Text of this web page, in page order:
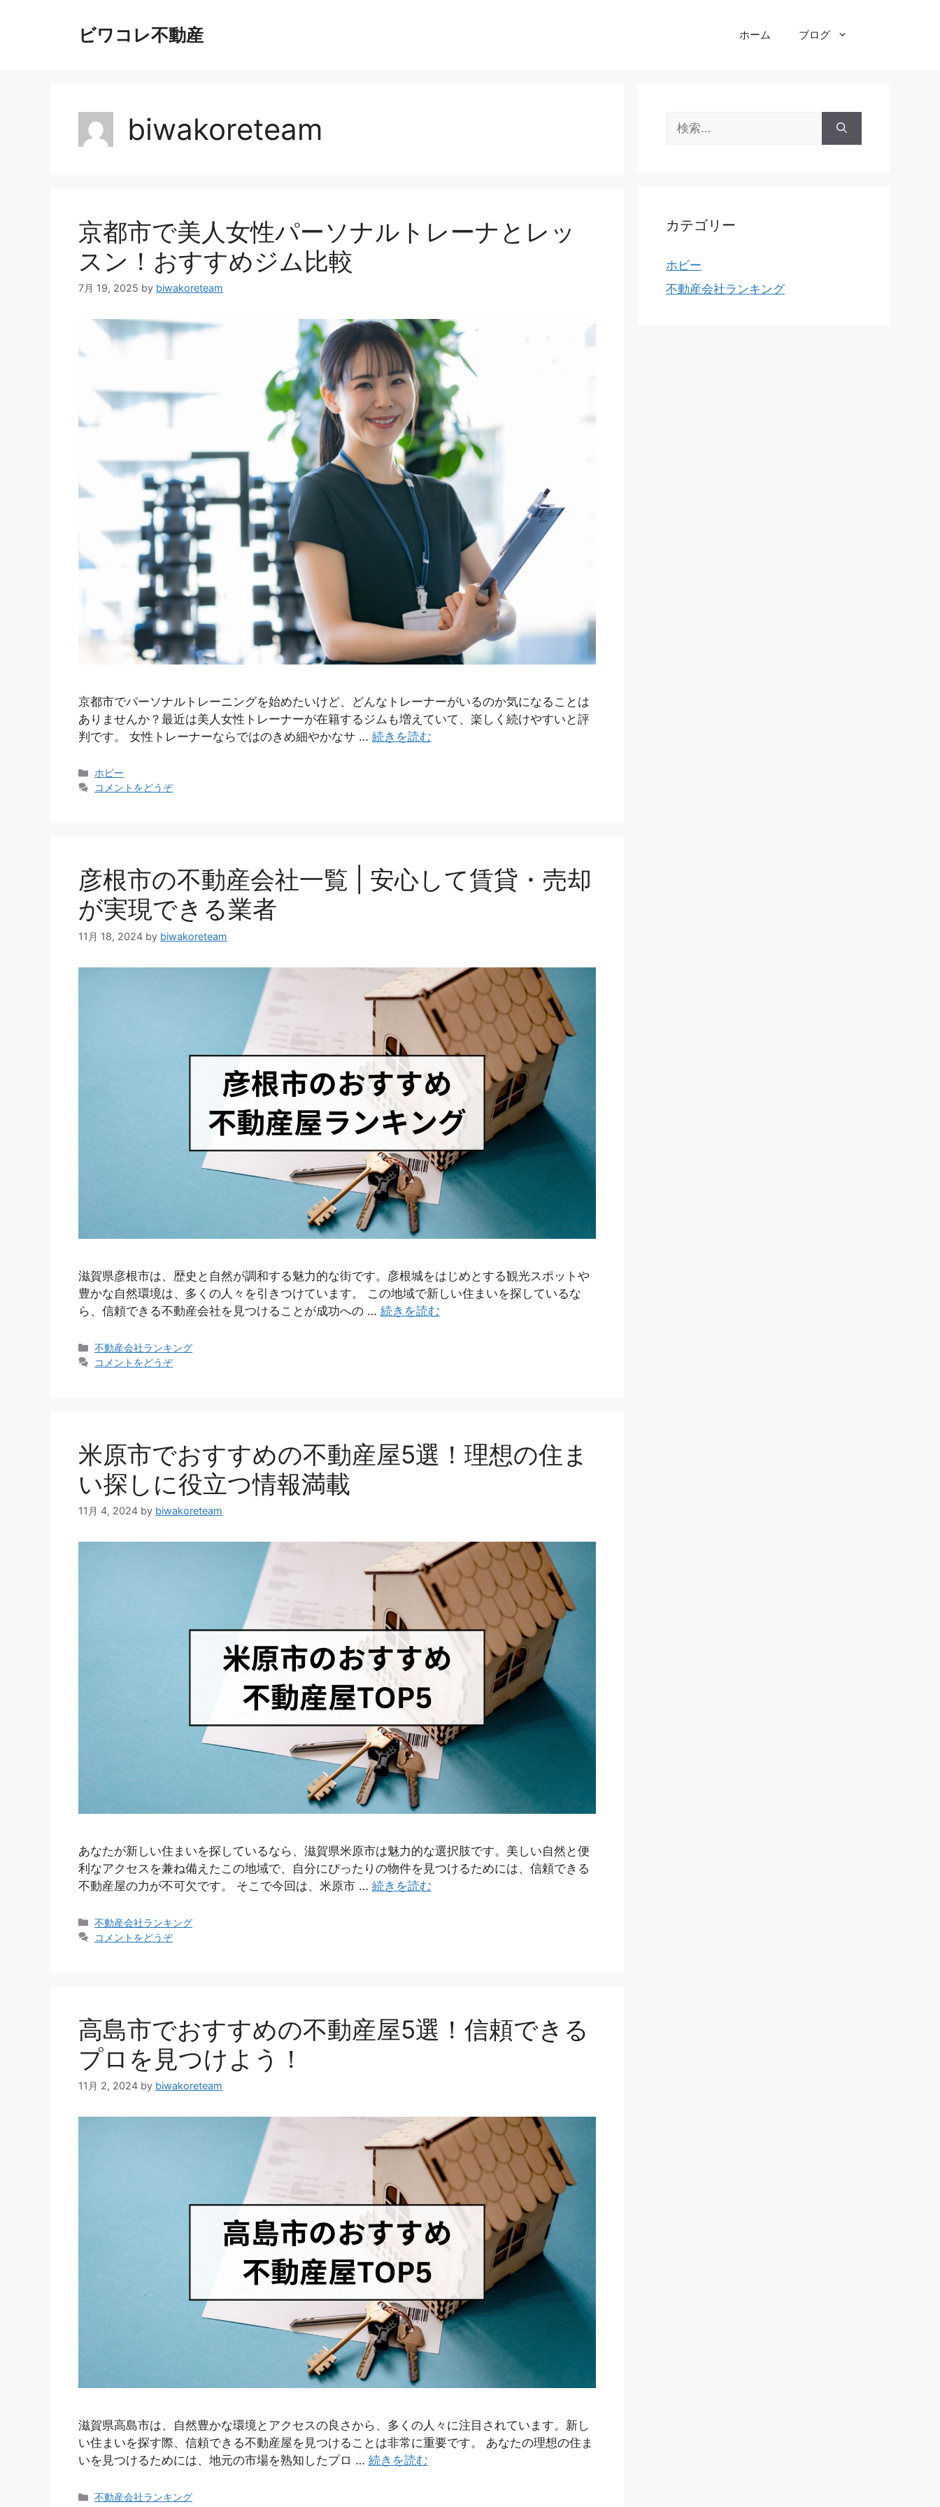
ビワコレ不動産 ホーム ブログ
biwakoreteam
京都市で美人女性パーソナルトレーナとレッ
スン！おすすめジム比較
7月 19, 2025 by biwakoreteam
京都市でパーソナルトレーニングを始めたいけど、どんなトレーナーがいるのか気になることは
ありませんか？最近は美人女性トレーナーが在籍するジムも増えていて、楽しく続けやすいと評
判です。 女性トレーナーならではのきめ細やかなサ … 続きを読む
カ
テ
ホビー
コメントをどうぞ
彦根市の不動産会社一覧 | 安心して賃貸・売却
が実現できる業者
11月 18, 2024 by biwakoreteam
滋賀県彦根市は、歴史と自然が調和する魅力的な街です。彦根城をはじめとする観光スポットや
豊かな自然環境は、多くの人々を引きつけています。 この地域で新しい住まいを探しているな
ら、信頼できる不動産会社を見つけることが成功への … 続きを読む
カ
テ
不動産会社ランキング
コメントをどうぞ
米原市でおすすめの不動産屋5選！理想の住ま
い探しに役立つ情報満載
11月 4, 2024 by biwakoreteam
あなたが新しい住まいを探しているなら、滋賀県米原市は魅力的な選択肢です。美しい自然と便
利なアクセスを兼ね備えたこの地域で、自分にぴったりの物件を見つけるためには、信頼できる
不動産屋の力が不可欠です。 そこで今回は、米原市 … 続きを読む
カ
テ
不動産会社ランキング
コメントをどうぞ
高島市でおすすめの不動産屋5選！信頼できる
プロを見つけよう！
11月 2, 2024 by biwakoreteam
滋賀県高島市は、自然豊かな環境とアクセスの良さから、多くの人々に注目されています。新し
い住まいを探す際、信頼できる不動産屋を見つけることは非常に重要です。 あなたの理想の住ま
いを見つけるためには、地元の市場を熟知したプロ … 続きを読む
カ
不動産会社ランキング
索:
カテゴリー
ホビー
不動産会社ランキング